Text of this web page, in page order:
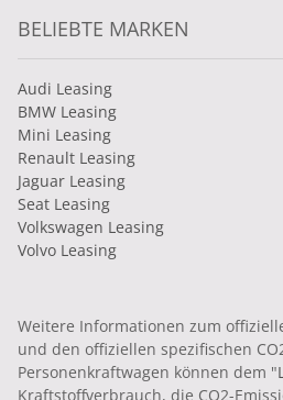
BELIEBTE MARKEN
Audi Leasing
BMW Leasing
Mini Leasing
Renault Leasing
Jaguar Leasing
Seat Leasing
Volkswagen Leasing
Volvo Leasing
Weitere Informationen zum
und den offiziellen spezifischen
Personenkraftwagen können dem "
Kraftstoffverbrauch, die CO2-